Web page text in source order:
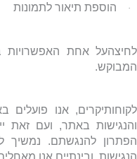
· הוספת תיאור לתמונות
לחיצהעל אחת
המבוקש.
לקוחותיקרים, אנו פועלים
והנגישות באתר, ועם זאת
הפתרון להנגשתם. נמשיך
הנגישות, ובינתיים אנו